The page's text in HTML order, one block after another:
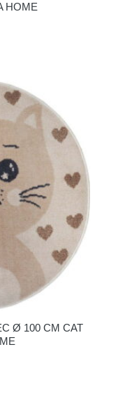
HOME
Ø 100 CM CAT